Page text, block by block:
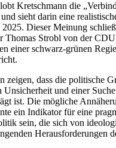
Kretschmann die
sieht darin eine
2025. Dieser Meinung
Thomas Strobl von der CDU
einer schwarz-grünen
zeigen, dass die politische
Unsicherheit und einer
ist. Die mögliche
ein Indikator für eine
sein, die sich von
Herausforderungen